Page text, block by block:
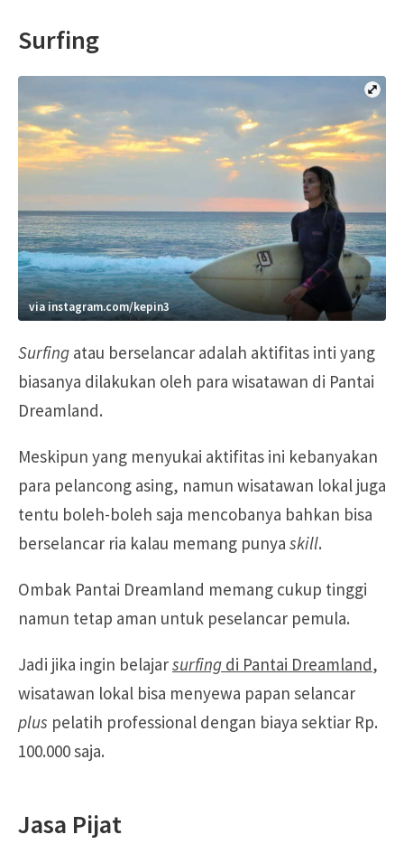
Surfing
via instagram.com/kepin3
Surfing atau berselancar adalah aktifitas inti yang
biasanya dilakukan oleh para wisatawan di Pantai
Dreamland.
Meskipun yang menyukai aktifitas ini kebanyakan
para pelancong asing, namun wisatawan lokal juga
tentu boleh-boleh saja mencobanya bahkan bisa
berselancar ria kalau memang punya skill.
Ombak Pantai Dreamland memang cukup tinggi
namun tetap aman untuk peselancar pemula.
Jadi jika ingin belajarsurfing di Pantai Dreamland,
wisatawan lokal bisa menyewa papan selancar
plus pelatih professional dengan biaya sektiar Rp.
100.000 saja.
Jasa Pijat